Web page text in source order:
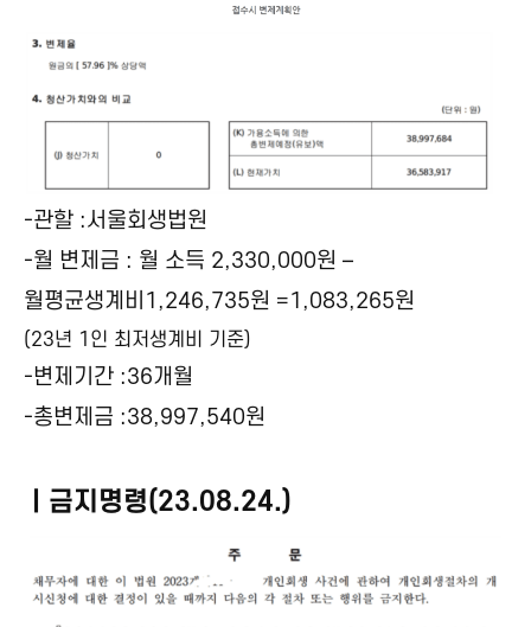
-관할 :서울회생법원
-월 변제금 : 월 소득 2,330,000원 –
월평균생계비1,246,735원 =1,083,265원
(23년 1인 최저생계비 기준)
-변제기간 :36개월
-총변제금 :38,997,540원
ㅣ금지명령(23.08.24.)